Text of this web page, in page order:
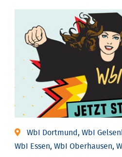
WbI Dortmund, WbI
WbI Essen, WbI Oberhausen,